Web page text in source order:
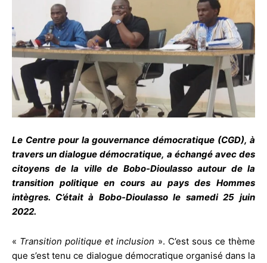
Le Centre pour la gouvernance démocratique (CGD), à
travers un dialogue démocratique, a échangé avec des
citoyens de la ville de Bobo-Dioulasso autour de la
transition politique en cours au pays des Hommes
intègres. C’était à Bobo-Dioulasso le samedi 25 juin
2022.
« Transition politique et inclusion ». C’est sous ce thème
que s’est tenu ce dialogue démocratique organisé dans la